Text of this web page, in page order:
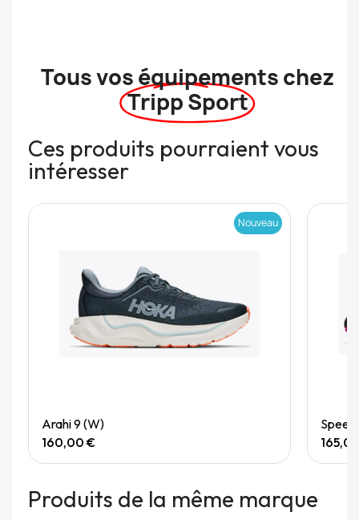
Tous vos équipements chez
Tripp Sport
Ces produits pourraient vous
intéresser
Nouveau
Arahi 9 (W)
160,00 €
Produits de la même marque